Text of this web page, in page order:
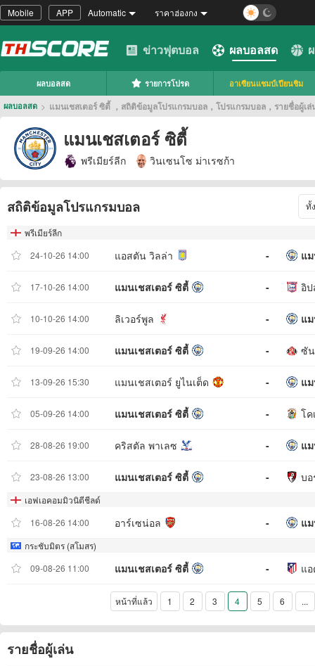
Mobile APP Automatic ราคาฮ่องกง
ข่าวฟุตบอล ผลบอลสด
ผลบอลสด รายการโปรด อาเซียนแชมป์เปียนชิม
ผลบอลสด > แมนเชสเตอร์ ซิตี้ ，สถิติข้อมูลโปรแกรมบอล，โปรแกรมบอล，รายชื่อผู้เล่
แมนเชสเตอร์ ซิตี้
พรีเมียร์ลีก วินเซนโซ ม่าเรซก้า
สถิติข้อมูลโปรแกรมบอล ทั้
พรีเมียร์ลีก
24-10-26 14:00
แอสตัน วิลล่า - แ
17-10-26 14:00 แมนเชสเตอร์ ซิตี้ - อิ
10-10-26 14:00 ลิเวอร์พูล - แ
19-09-26 14:00 แมนเชสเตอร์ ซิตี้ - ซั
13-09-26 15:30 แมนเชสเตอร์ ยูไนเต็ด - แ
05-09-26 14:00 แมนเชสเตอร์ ซิตี้ - โ
28-08-26 19:00 คริสตัล พาเลซ - แ
23-08-26 13:00 แมนเชสเตอร์ ซิตี้ - บอ
เอฟเอคอมมิวนิตีชีลด์
16-08-26 14:00
อาร์เซน่อล - แ
กระชับมิตร (สโมสร)
09-08-26 11:00
แมนเชสเตอร์ ซิตี้ - แ
หน้าที่แล้ว 1 2 3 4 5 6 ...
รายชื่อผู้เล่น